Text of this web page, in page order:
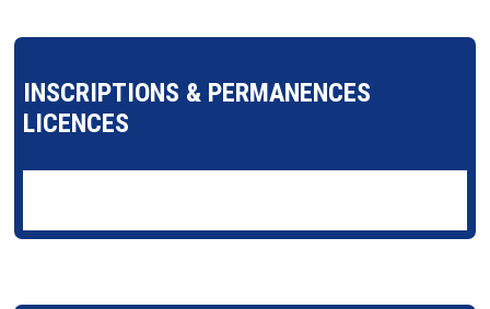
INSCRIPTIONS & PERMANENCES
LICENCES